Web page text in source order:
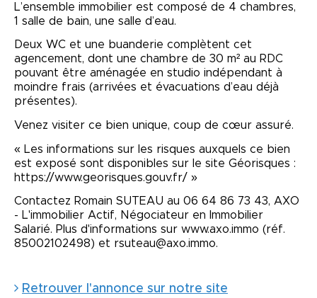
L’ensemble immobilier est composé de 4 chambres,
1 salle de bain, une salle d’eau.
Deux WC et une buanderie complètent cet
agencement, dont une chambre de 30 m² au RDC
pouvant être aménagée en studio indépendant à
moindre frais (arrivées et évacuations d’eau déjà
présentes).
Venez visiter ce bien unique, coup de cœur assuré.
« Les informations sur les risques auxquels ce bien
est exposé sont disponibles sur le site Géorisques :
https://www.georisques.gouv.fr/ »
Contactez Romain SUTEAU au 06 64 86 73 43, AXO
- L'immobilier Actif, Négociateur en Immobilier
Salarié. Plus d'informations sur www.axo.immo (réf.
85002102498) et rsuteau@axo.immo.
Retrouver l'annonce sur notre site